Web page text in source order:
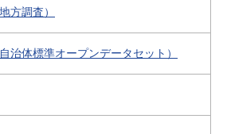
方調査）
治体標準オープンデータセット）